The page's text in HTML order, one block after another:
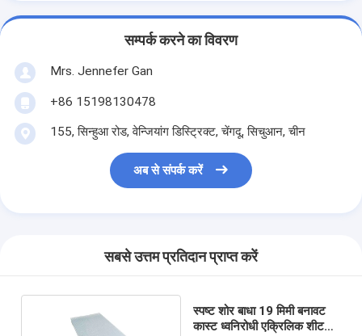
सम्पर्क करने का विवरण
Mrs. Jennefer Gan
+86 15198130478
155, सिन्हुआ रोड, वेन्जियांग डिस्ट्रिक्ट, चेंगदू, सिचुआन, चीन
अब से संपर्क करें
सबसे उत्तम प्रतिदान प्राप्त करें
स्पष्ट शोर बाधा 19 मिमी बनावट
कास्ट ध्वनिरोधी एक्रिलिक शीट